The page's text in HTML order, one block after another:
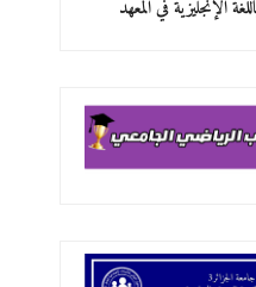
الإنجليزية في المعهد